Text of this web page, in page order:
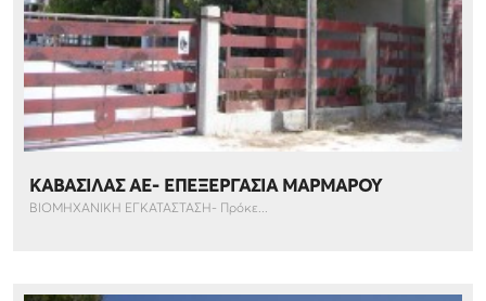
ΚΑΒΑΣΙΛΑΣ ΑΕ- ΕΠΕΞΕΡΓΑΣΙΑ ΜΑΡΜΑΡΟΥ
ΒΙΟΜΗΧΑΝΙΚΗ ΕΓΚΑΤΑΣΤΑΣΗ- Πρόκε...